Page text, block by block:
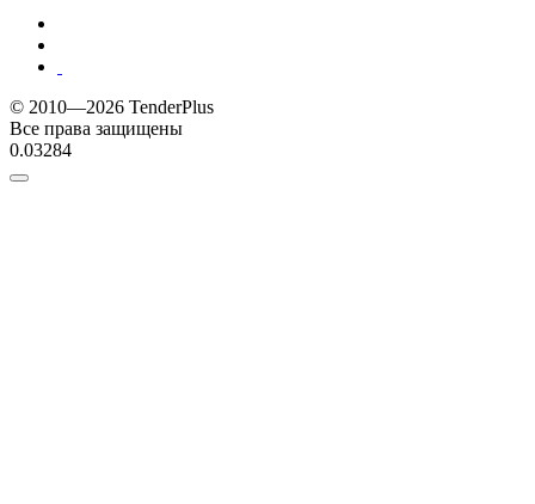
© 2010—2026 TenderPlus
Все права защищены
0.03284